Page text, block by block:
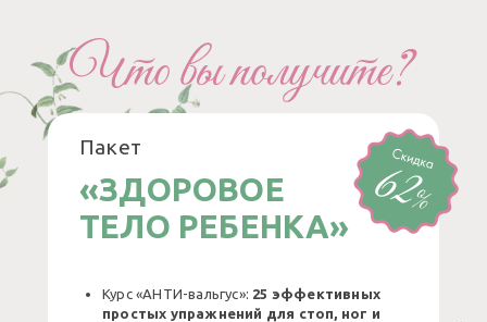
Пакет
«ЗДОРОВОЕ
ТЕЛО РЕБЕНКА»
Курс «АНТИ-вальгус»: 25 эффективных
простых упражнений для стоп, ног и